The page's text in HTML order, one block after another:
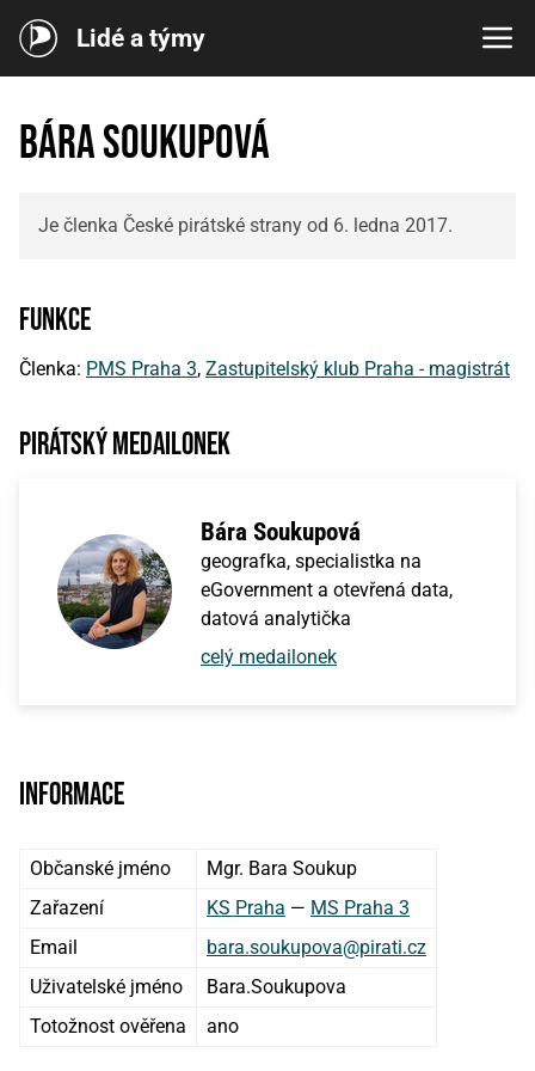
Lidé a týmy
Bára Soukupová
Je členka České pirátské strany od 6. ledna 2017.
Funkce
Členka: PMS Praha 3, Zastupitelský klub Praha - magistrát
Pirátský medailonek
Bára Soukupová
geografka, specialistka na
eGovernment a otevřená data,
datová analytička
celý medailonek
Informace
Občanské jméno
Mgr. Bara Soukup
Zařazení
KS Praha — MS Praha 3
Email
bara.soukupova@pirati.cz
Uživatelské jméno
Bara.Soukupova
Totožnost ověřena
ano